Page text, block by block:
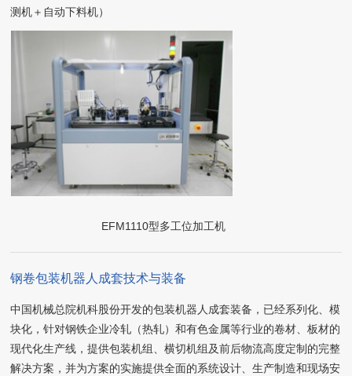
测机＋自动下料机）
EFM1110型多工位加工机
钢卷包装机器人成套技术与装备
中国机械总院机科股份开发的包装机器人成套装备，已经系列化、模
块化，针对钢铁企业冷轧（热轧）和有色金属等行业的卷材、板材的
现代化生产线，提供包装机组、横切机组及前后物流高度定制的完整
解决方案，并为方案的实施提供全面的系统设计、生产制造和现场安